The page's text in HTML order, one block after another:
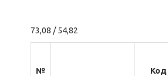
73,08 / 54,82
№
Код